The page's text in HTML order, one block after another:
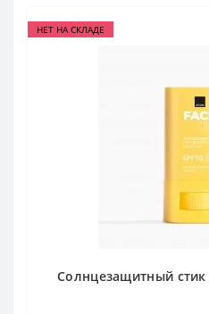
НЕТ НА СКЛАДЕ
Солнцезащитный стик